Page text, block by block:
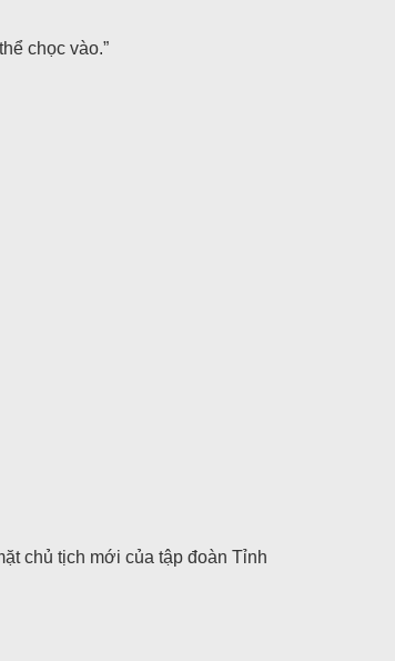
chọc vào.”
chủ tịch mới của tập đoàn Tỉnh